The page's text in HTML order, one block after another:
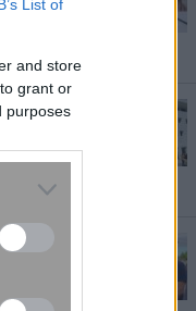
List of
and store
grant or
purposes
10 ώρες πριν